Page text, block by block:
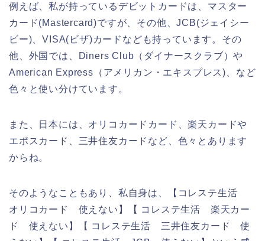
例えば、私が持っているデビットカードは、マスター
カード(Mastercard)ですが、その他、JCB(ジェイシー
ビー)、VISA(ビザ)カードなども持っています。その
他、外国では、Diners Club（ダイナースクラブ）や
American Express（アメリカン・エキスプレス)、など
色々と使い分けています。
また、日本には、オリコカードカード、楽天カードや
エポスカード、三井住友カードなど、色々とあります
からね。
そのようなこともあり、私自身は、【コレステ生活
オリコカード 使えない】【 コレステ生活 楽天カー
ド 使えない】【 コレステ生活 三井住友カード 使